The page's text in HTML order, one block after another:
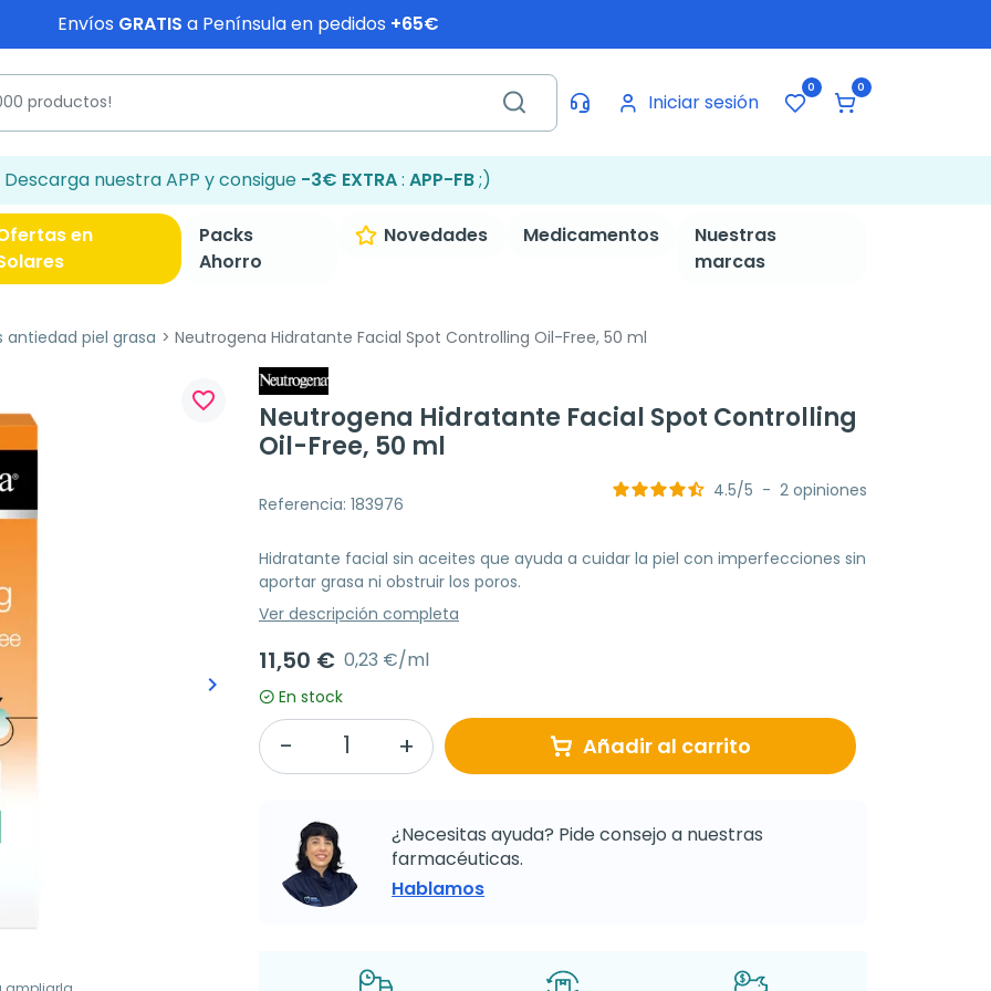
Envíos GRATIS a Península en pedidos +65€
Iniciar sesión
0 0
Descarga nuestra APP y consigue -3€ EXTRA: APP-FB;)
en
Packs
Ahorro
Novedades Medicamentos
Nuestras
marcas
antiedad piel grasa Neutrogena Hidratante Facial Spot Controlling Oil-Free, 50 ml
Siguiente
keyboard_arrow_right
favorite_border
Neutrogena Hidratante Facial Spot Controlling
Oil-Free, 50 ml
Referencia: 183976
4.5/5 - 2 opiniones
Hidratante facial sin aceites que ayuda a cuidar la piel con imperfecciones sin
aportar grasa ni obstruir los poros.
Ver descripción completa
11,50 € 0,23 €/ml
En stock
Añadir al carrito
¿Necesitas ayuda? Pide consejo a nuestras
farmacéuticas.
Hablamos